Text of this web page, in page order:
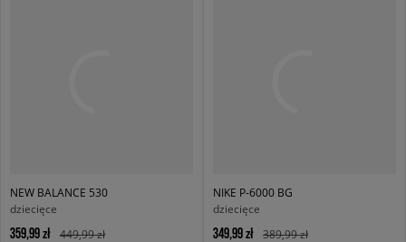
NEW BALANCE 530
dziecięce
359,99 zł
449,99 zł
NIKE P-6000 BG
dziecięce
349,99 zł
389,99 zł